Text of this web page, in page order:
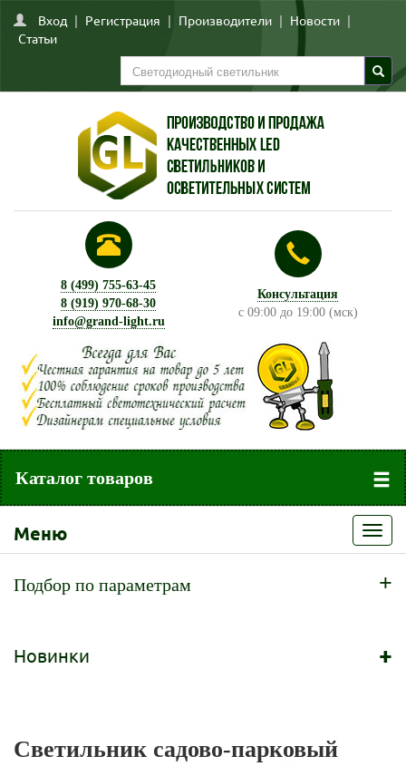
Вход | Регистрация | Производители | Новости |
Статьи
8 (499) 755-63-45
8 (919) 970-68-30
info@grand-light.ru
Консультация
с 09:00 до 19:00 (мск)
Каталог товаров
Меню
Подбор по параметрам +
Новинки +
Светильник садово-парковый